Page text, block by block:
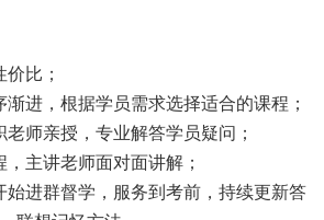
比；
进，根据学员需求选择适合的课程；
师亲授，专业解答学员疑问；
主讲老师面对面讲解；
始进群督学，服务到考前，持续更新答